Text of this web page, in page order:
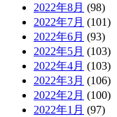
2022年8月 (98)
2022年7月 (101)
2022年6月 (93)
2022年5月 (103)
2022年4月 (103)
2022年3月 (106)
2022年2月 (100)
2022年1月 (97)